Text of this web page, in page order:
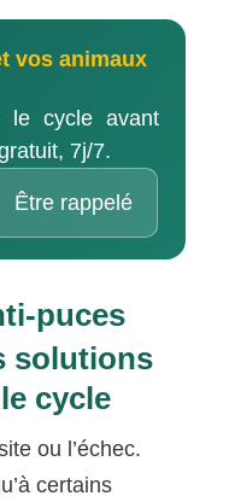
vos animaux
le cycle avant
7j/7.
Être rappelé
puces
solutions
cycle
ou l’échec.
certains